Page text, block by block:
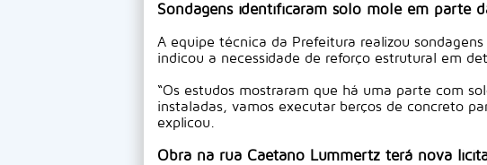
Sondagens identificaram solo mole em parte
A equipe técnica da Prefeitura realizou
indicou a necessidade de reforço estrutural em
“Os estudos mostraram que há uma parte com
instaladas, vamos executar berços de concreto
explicou.
Obra na rua Caetano Lummertz terá nova